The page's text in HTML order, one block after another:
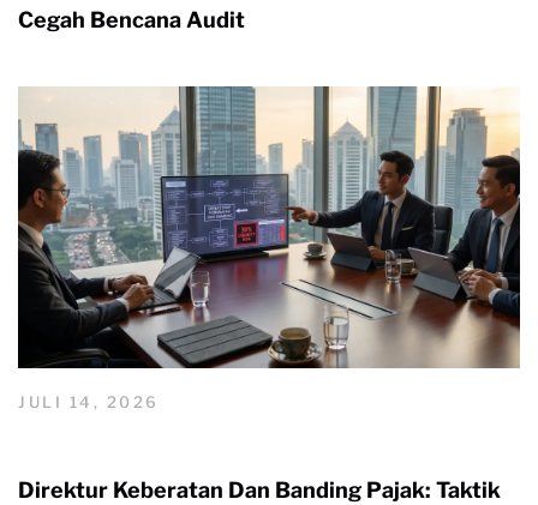
Cegah Bencana Audit
JULI 14, 2026
Direktur Keberatan Dan Banding Pajak: Taktik